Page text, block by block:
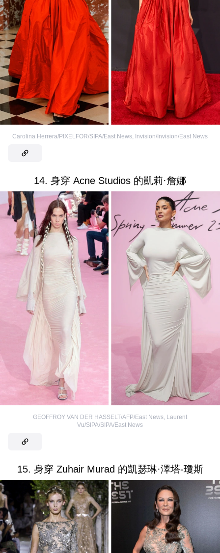
Carolina Herrera/PIXELFOR/SIPA/East News, Invision/Invision/East News
14. 身穿 Acne Studios 的凱莉·詹娜
GEOFFROY VAN DER HASSELT/AFP/East News, Laurent
Vu/SIPA/SIPA/East News
15. 身穿 Zuhair Murad 的凱瑟琳·澤塔-瓊斯